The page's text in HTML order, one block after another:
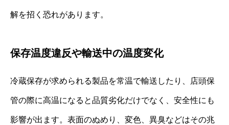
解を招く恐れがあります。
保存温度違反や輸送中の温度変化
冷蔵保存が求められる製品を常温で輸送したり、店頭保
管の際に高温になると品質劣化だけでなく、安全性にも
影響が出ます。表面のぬめり、変色、異臭などはその兆